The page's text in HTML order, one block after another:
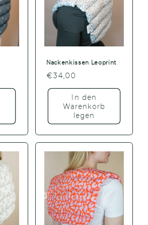
Nackenkissen Leoprint
Normaler
Preis
€34,00
In den
Warenkorb
legen